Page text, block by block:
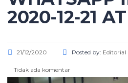
2020-12-21
21/12/2020 Posted by: Editorial
Tidak ada komentar